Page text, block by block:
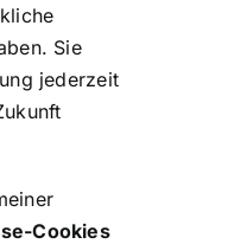
Sie
jederzeit
Cookies